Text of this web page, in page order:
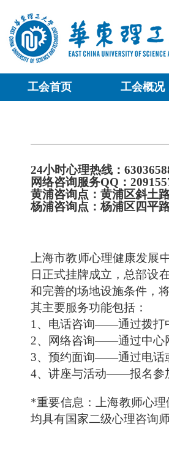
工会首页 工会概况
24小时心理热线：
网络咨询服务QQ ：
黄浦咨询点：黄浦区斜土
杨浦咨询点：杨浦区四平
上海市教师心理健康发
日正式挂牌成立，总部设
和完善的场地设施条件，
其主要服务功能包括：
1 、电话咨询——通过拨打
2、网络咨询——通过中心
3、预约面询——通过电话
4、讲座与活动——报名参
*重要信息：上海教师心
均具有国家二级心理咨询